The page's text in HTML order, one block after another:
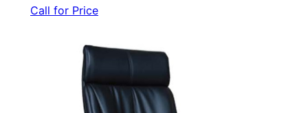
Call for Price